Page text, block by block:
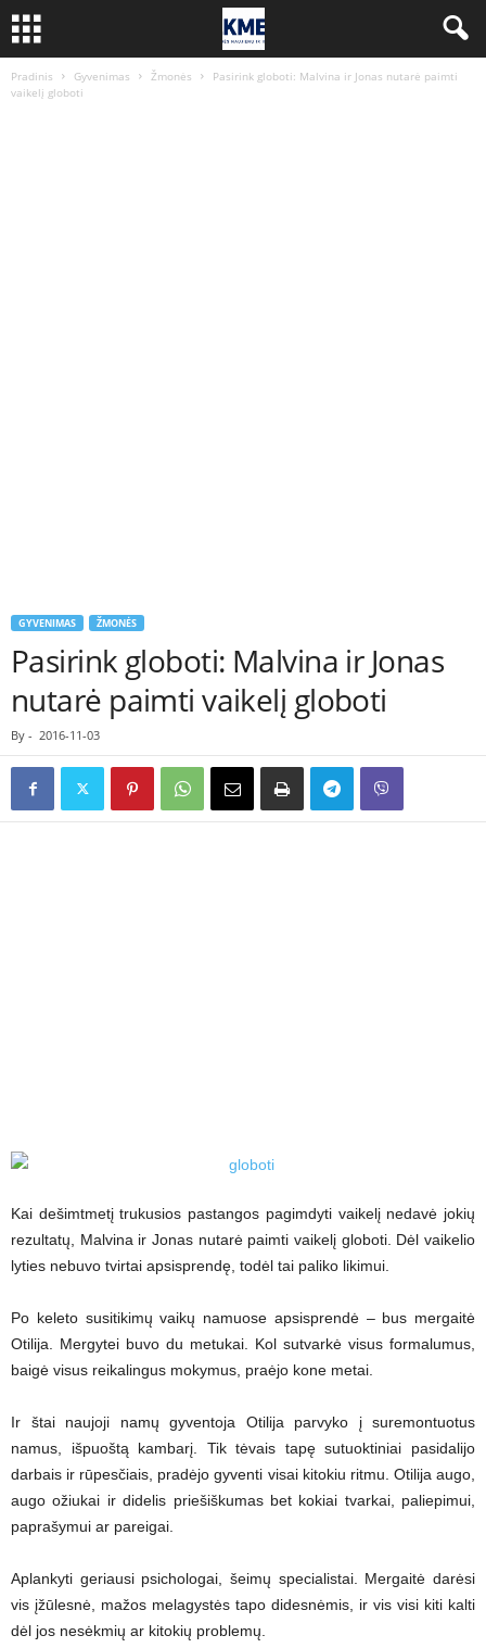
Pradinis Gyvenimas Žmonės
Pasirink globoti: Malvina ir Jonas nutarė paimti
vaikelį globoti
GYVENIMAS ŽMONĖS
Pasirink globoti: Malvina ir Jonas
nutarė paimti vaikelį globoti
By - 2016-11-03
Kai dešimtmetį trukusios pastangos pagimdyti vaikelį nedavė jokių
rezultatų, Malvina ir Jonas nutarė paimti vaikelį globoti. Dėl vaikelio
lyties nebuvo tvirtai apsisprendę, todėl tai paliko likimui.
Po keleto susitikimų vaikų namuose apsisprendė – bus mergaitė
Otilija. Mergytei buvo du metukai. Kol sutvarkė visus formalumus,
baigė visus reikalingus mokymus, praėjo kone metai.
Ir štai naujoji namų gyventoja Otilija parvyko į suremontuotus
namus, išpuoštą kambarį. Tik tėvais tapę sutuoktiniai pasidalijo
darbais ir rūpesčiais, pradėjo gyventi visai kitokiu ritmu. Otilija augo,
augo ožiukai ir didelis priešiškumas bet kokiai tvarkai, paliepimui,
paprašymui ar pareigai.
Aplankyti geriausi psichologai, šeimų specialistai. Mergaitė darėsi
vis įžūlesnė, mažos melagystės tapo didesnėmis, ir vis visi kiti kalti
dėl jos nesėkmių ar kitokių problemų.